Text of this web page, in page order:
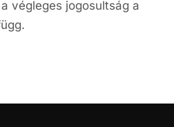
végleges jogosultság a